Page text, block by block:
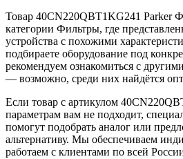
Товар 40CN220QBT1KG241 Parker
категории Фильтры, где
устройства с похожими
подбираете оборудование под
рекомендуем ознакомиться с
— возможно, среди них найдётся
Если товар с артикулом
параметрам вам не подходит,
помогут подобрать аналог или
альтернативу. Мы обеспечиваем
работаем с клиентами по всей